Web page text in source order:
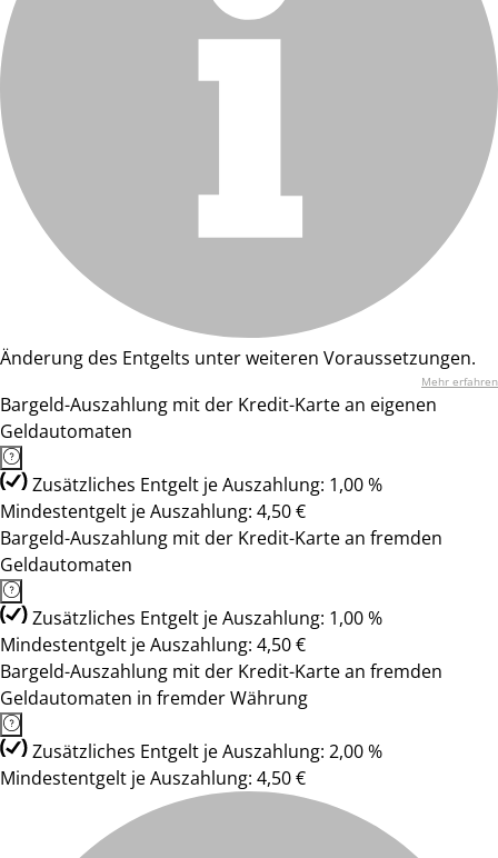
Änderung des Entgelts unter weiteren Voraussetzungen.
Mehr erfahren
Bargeld-Auszahlung mit der Kredit-Karte an eigenen
Geldautomaten
Zusätzliches Entgelt je Auszahlung: 1,00 %
Mindestentgelt je Auszahlung: 4,50 €
Bargeld-Auszahlung mit der Kredit-Karte an fremden
Geldautomaten
Zusätzliches Entgelt je Auszahlung: 1,00 %
Mindestentgelt je Auszahlung: 4,50 €
Bargeld-Auszahlung mit der Kredit-Karte an fremden
Geldautomaten in fremder Währung
Zusätzliches Entgelt je Auszahlung: 2,00 %
Mindestentgelt je Auszahlung: 4,50 €